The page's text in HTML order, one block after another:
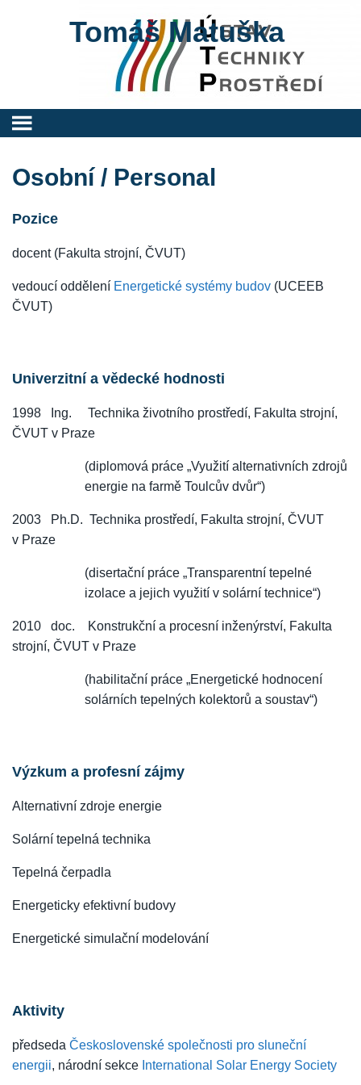
Tomáš Matuška
Osobní / Personal
Pozice
docent (Fakulta strojní, ČVUT)
vedoucí oddělení Energetické systémy budov (UCEEB
ČVUT)
Univerzitní a vědecké hodnosti
1998 Ing. Technika životního prostředí, Fakulta strojní,
ČVUT v Praze
(diplomová práce „Využití alternativních zdrojů
energie na farmě Toulcův dvůr“)
2003 Ph.D. Technika prostředí, Fakulta strojní, ČVUT
v Praze
(disertační práce „Transparentní tepelné
izolace a jejich využití v solární technice“)
2010 doc. Konstrukční a procesní inženýrství, Fakulta
strojní, ČVUT v Praze
(habilitační práce „Energetické hodnocení
solárních tepelných kolektorů a soustav“)
Výzkum a profesní zájmy
Alternativní zdroje energie
Solární tepelná technika
Tepelná čerpadla
Energeticky efektivní budovy
Energetické simulační modelování
Aktivity
předseda Československé společnosti pro sluneční
energii, národní sekce International Solar Energy Society